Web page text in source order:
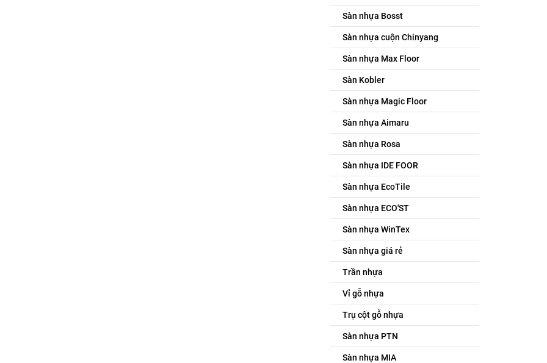
Sàn nhựa Bosst
Sàn nhựa cuộn Chinyang
Sàn nhựa Max Floor
Sàn Kobler
Sàn nhựa Magic Floor
Sàn nhựa Aimaru
Sàn nhựa Rosa
Sàn nhựa IDE FOOR
Sàn nhựa EcoTile
Sàn nhựa ECO'ST
Sàn nhựa WinTex
Sàn nhựa giá rẻ
Trần nhựa
Vỉ gỗ nhựa
Trụ cột gỗ nhựa
Sàn nhựa PTN
Sàn nhựa MIA